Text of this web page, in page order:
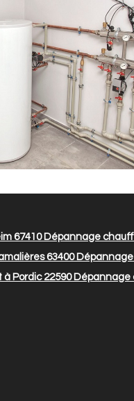
67410Dépannage
63400Dépannage
Pordic 22590Dépannage